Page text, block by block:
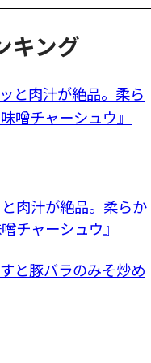
キング
肉汁が絶品。柔らか
チャーシュウ』